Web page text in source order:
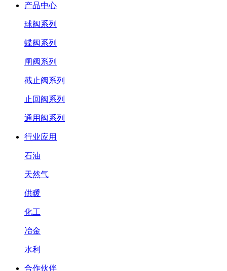
产品中心
球阀系列
蝶阀系列
闸阀系列
截止阀系列
止回阀系列
通用阀系列
行业应用
石油
天然气
供暖
化工
冶金
水利
合作伙伴